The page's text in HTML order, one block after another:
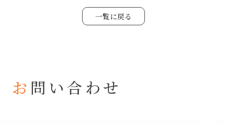
私たちについて
一覧に戻る
お 問い合わせ